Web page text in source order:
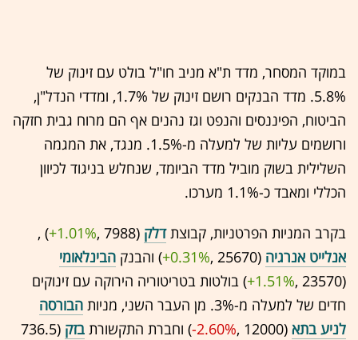
במוקד המסחר, מדד ת"א מניב חו"ל בולט עם זינוק של
5.8%. מדד הבנקים רושם זינוק של 1.7%, ומדדי הנדל"ן,
הביטוח, הפיננסים והנפט וגז נהנים אף הם מרוח גבית חזקה
ורושמים עליות של למעלה מ-1.5%. מנגד, את המגמה
השלילית בשוק מוביל מדד הביומד, שנחלש בניגוד לכיוון
הכללי ומאבד כ-1.1% מערכו.
בקרב המניות הפרטניות, קבוצתדלק (7988 ,‎
+1.01%
‏) ,
אנלייט אנרגיה (25670 ,‎
+0.31%‏) והבנק הבינלאומי
(23570 ,‎
+1.51%‏) בולטות בטריטוריה הירוקה עם זינוקים
חדים של למעלה מ-3%. מן העבר השני, מניות
הבורסה
לניע בתא (12000 ,‎
-2.60%‏) וחברת התקשורת בזק (736.5